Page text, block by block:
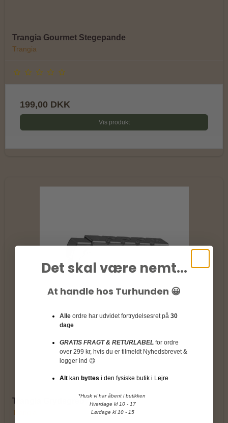
Trangia Gourmet Stegepande
Trangia
199,00 DKK
Vis produkt
Trangia Grydegreb
Trangia
Det skal være nemt...
At handle hos Turhunden 😀
Alle ordre har udvidet fortrydelsesret på 30
dage
GRATIS FRAGT & RETURLABEL for ordre
over 299 kr, hvis du er tilmeldt Nyhedsbrevet &
logger ind 😉
Alt kan byttes i den fysiske butik i Lejre
*Husk vi har åbent i butikken
Hverdage kl 10 - 17
Lørdage kl 10 - 15